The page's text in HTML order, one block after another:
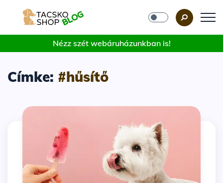
Nézz szét webáruházunkban is!
Címke: #hűsítő